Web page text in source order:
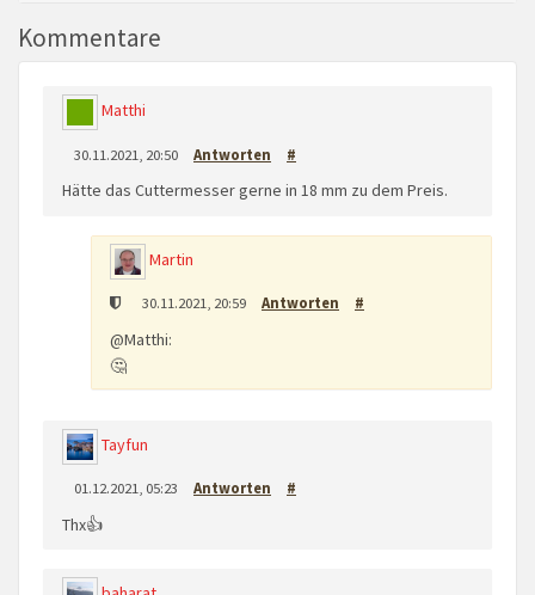
Kommentare
Matthi
30.11.2021, 20:50 Antworten #
Hätte das Cuttermesser gerne in 18 mm zu dem Preis.
Martin
30.11.2021, 20:59 Antworten #
@Matthi:
🤔
Tayfun
01.12.2021, 05:23 Antworten #
Thx👍